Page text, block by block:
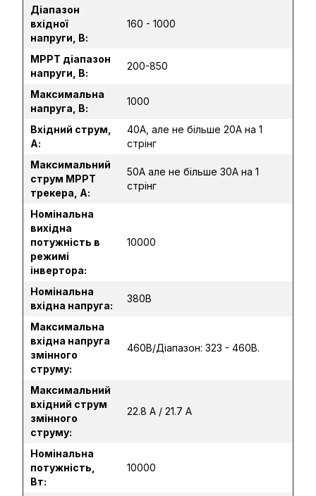
Діапазон
вхідної
напруги, В:
160 - 1000
MPPT діапазон
напруги, В:
200-850
Максимальна
напруга, В:
1000
Вхідний струм,
А:
40А, але не більше 20А на 1
стрінг
Максимальний
струм MPPT
трекера, А:
50А але не більше 30А на 1
стрінг
Номінальна
вихідна
потужність в
режимі
інвертора:
10000
Номінальна
вхідна напруга:
380В
Максимальна
вхідна напруга
змінного
струму:
460В/Діапазон: 323 - 460В.
Максимальний
вхідний струм
змінного
струму:
22.8 A / 21.7 A
Номінальна
потужність,
Вт:
10000